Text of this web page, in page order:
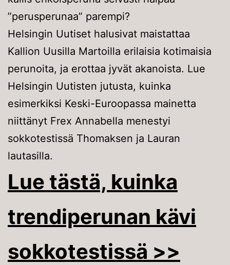
”perusperunaa” parempi?
Helsingin Uutiset halusivat maistattaa
Kallion Uusilla Martoilla erilaisia kotimaisia
perunoita, ja erottaa jyvät akanoista. Lue
Helsingin Uutisten jutusta, kuinka
esimerkiksi Keski-Euroopassa mainetta
niittänyt Frex Annabella menestyi
sokkotestissä Thomaksen ja Lauran
lautasilla.
Lue tästä, kuinka
trendiperunan kävi
sokkotestissä >>